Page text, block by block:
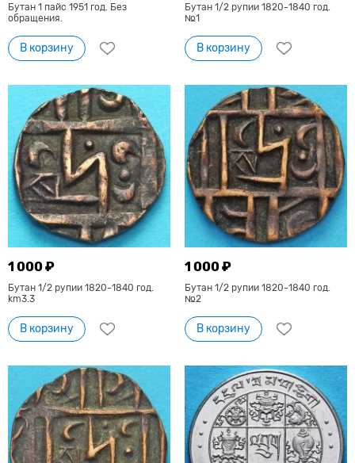
Бутан 1 пайс 1951 год. Без
обращения.
В корзину
Бутан 1/2 рупии 1820-1840 год.
№1
В корзину
1 000 ₽
Бутан 1/2 рупии 1820-1840 год.
km3.3
В корзину
1 000 ₽
Бутан 1/2 рупии 1820-1840 год.
№2
В корзину